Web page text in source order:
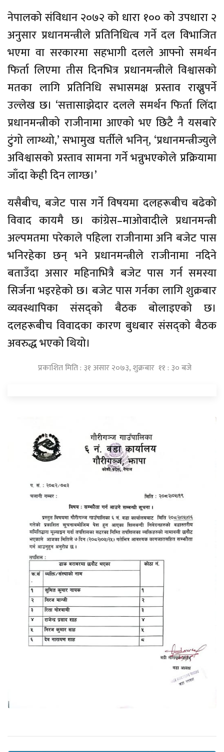
नेपालको संविधान २०७२ को धारा १०० को उपधारा २
अनुसार प्रधानमन्त्रीले प्रतिनिधित्व गर्ने दल विभाजित
भएमा वा सरकारमा सहभागी दलले आफ्नो समर्थन
फिर्ता लिएमा तीस दिनभित्र प्रधानमन्त्रीले विश्वासको
मतका लागि प्रतिनिधि सभासमक्ष प्रस्ताव राख्नुपर्ने
उल्लेख छ। ‘सत्तासाझेदार दलले समर्थन फिर्ता लिँदा
प्रधानमन्त्रीको राजीनामा आएको भए छिटै नै यसबारे
टुंगो लाग्थ्यो,’ सभामुख घर्तीले भनिन्, ‘प्रधानमन्त्रीज्युले
अविश्वासको प्रस्ताव सामना गर्ने भन्नुभएकोले प्रक्रियामा
जाँदा केही दिन लाग्छ।’
यसैबीच, बजेट पास गर्ने विषयमा दलहरूबीच बढेको
विवाद कायमै छ। कांग्रेस–माओवादीले प्रधानमन्त्री
अल्पमतमा परेकाले पहिला राजीनामा अनि बजेट पास
भनिरहेका छन् भने प्रधानमन्त्रीले राजीनामा नदिने
बताउँदा असार महिनाभित्रै बजेट पास गर्न समस्या
सिर्जना भइरहेको छ। बजेट पास गर्नका लागि शुक्रबार
व्यवस्थापिका संसद्को बैठक बोलाइएको छ।
दलहरूबीच विवादका कारण बुधबार संसद्को बैठक
अवरुद्ध भएको थियो।
प्रकाशित मिति : ३१ असार २०७३, शुक्रबार ११ : ३० बजे